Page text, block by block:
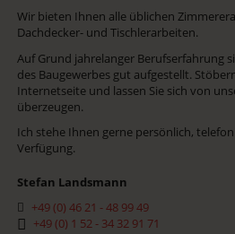
Wir bieten Ihnen alle üblichen
Dachdecker- und Tischlerarbeiten.
Auf Grund jahrelanger Berufserfahrung
des Baugewerbes gut aufgestellt.
Internetseite und lassen Sie sich von
überzeugen.
Ich stehe Ihnen gerne persönlich,
Verfügung.
Stefan Landsmann
+49 (0) 46 21 - 48 99 49
+49 (0) 1 52 - 34 32 91 71